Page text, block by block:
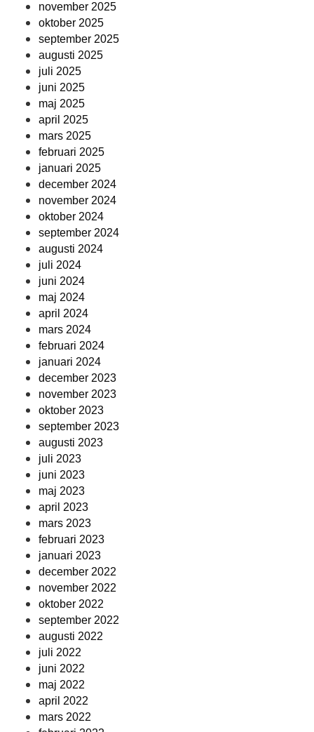
november 2025
oktober 2025
september 2025
augusti 2025
juli 2025
juni 2025
maj 2025
april 2025
mars 2025
februari 2025
januari 2025
december 2024
november 2024
oktober 2024
september 2024
augusti 2024
juli 2024
juni 2024
maj 2024
april 2024
mars 2024
februari 2024
januari 2024
december 2023
november 2023
oktober 2023
september 2023
augusti 2023
juli 2023
juni 2023
maj 2023
april 2023
mars 2023
februari 2023
januari 2023
december 2022
november 2022
oktober 2022
september 2022
augusti 2022
juli 2022
juni 2022
maj 2022
april 2022
mars 2022